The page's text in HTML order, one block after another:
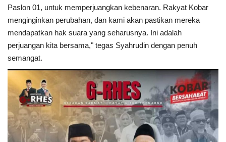
Paslon 01, untuk memperjuangkan kebenaran. Rakyat Kobar
menginginkan perubahan, dan kami akan pastikan mereka
mendapatkan hak suara yang seharusnya. Ini adalah
perjuangan kita bersama," tegas Syahrudin dengan penuh
semangat.